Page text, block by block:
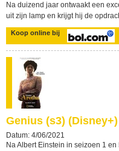
Na duizend jaar ontwaakt een
uit zijn lamp en krijgt hij de
Koop online bij
Genius (s3) (Disney+)
Datum: 4/06/2021
Na Albert Einstein in seizoen 1